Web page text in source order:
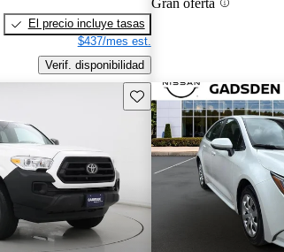
El precio incluye tasas
$437/mes est.
Verif. disponibilidad
Guarda este Aviso